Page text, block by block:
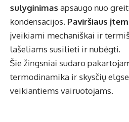
sulyginimas apsaugo nuo
kondensacijos. Paviršiaus
įveikiami mechaniškai ir
lašeliams susilieti ir nubėgti.
Šie žingsniai sudaro
termodinamika ir skysčių
veikiantiems vairuotojams.